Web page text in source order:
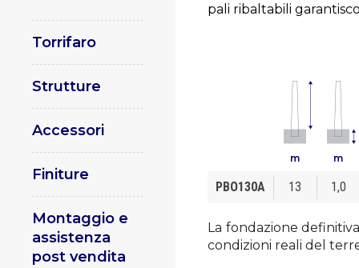
Torrifaro
Strutture
Accessori
Finiture
Montaggio e
assistenza
post vendita
pali ribaltabili
La fondazione
condizioni reali del
m m
PBO130A 13 1,0